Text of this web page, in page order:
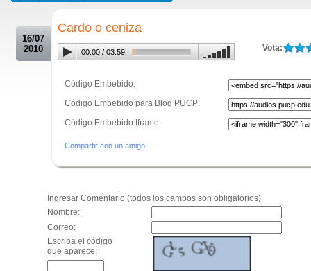
16/07
2010
Cardo o ceniza
Vota:
00:00 / 03:59
Código Embebido:
Código Embebido para Blog PUCP:
Código Embebido Iframe:
Compartir con un amigo
Ingresar Comentario (todos los campos son obligatorios)
Nombre:
Correo:
Escriba el código
que aparece: